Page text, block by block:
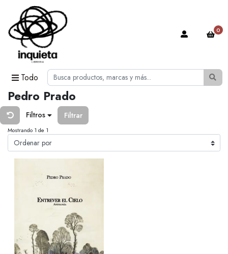
Todo
0
Pedro Prado
Filtros Filtrar
Mostrando 1 de 1